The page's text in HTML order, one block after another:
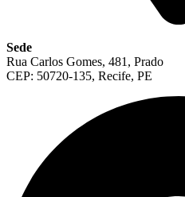
Sede
Rua Carlos Gomes, 481, Prado
CEP: 50720-135, Recife, PE